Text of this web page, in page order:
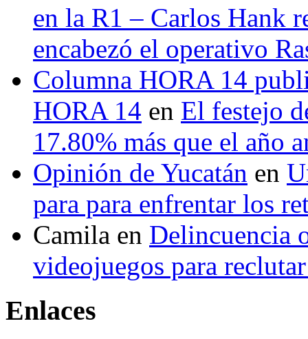
en la R1 – Carlos Hank
encabezó el operativo
Columna HORA 14
HORA 14 en El festejo
17.80% más que el año
Opinión de Yucatán en
para para enfrentar los
Camila en Delincuencia
videojuegos para
Enlaces